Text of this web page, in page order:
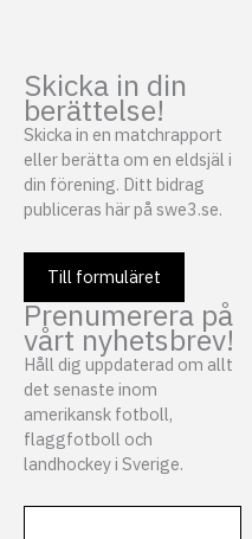
Skicka in din
berättelse!
Skicka in en matchrapport
eller berätta om en eldsjäl i
din förening. Ditt bidrag
publiceras här på swe3.se.
Till formuläret
Prenumerera på
vårt nyhetsbrev!
Håll dig uppdaterad om allt
det senaste inom
amerikansk fotboll,
flaggfotboll och
landhockey i Sverige.